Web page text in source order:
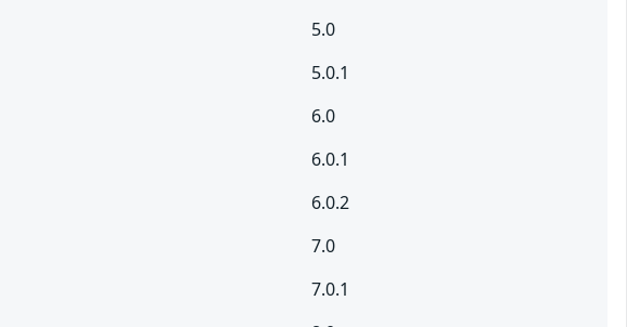
5.0
5.0.1
6.0
6.0.1
6.0.2
7.0
7.0.1